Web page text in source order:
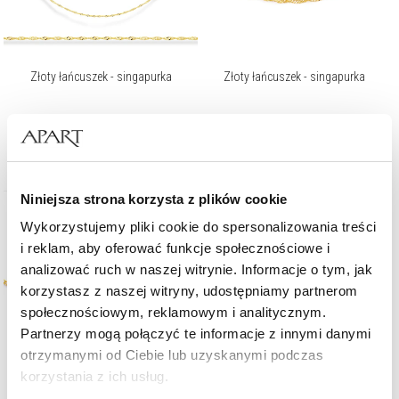
Niniejsza strona korzysta z plików cookie
Wykorzystujemy pliki cookie do spersonalizowania treści
i reklam, aby oferować funkcje społecznościowe i
analizować ruch w naszej witrynie. Informacje o tym, jak
korzystasz z naszej witryny, udostępniamy partnerom
społecznościowym, reklamowym i analitycznym.
Partnerzy mogą połączyć te informacje z innymi danymi
otrzymanymi od Ciebie lub uzyskanymi podczas
korzystania z ich usług.
Złoty łańcuszek - singapurka
512,10
Złoty łańcuszek - singapurka
Złoty łańcuszek - pancerka